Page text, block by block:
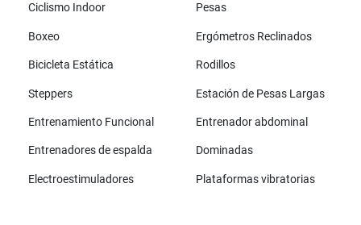
Ciclismo Indoor Pesas
Boxeo Ergómetros Reclinados
Bicicleta Estática Rodillos
Steppers Estación de Pesas Largas
Entrenamiento Funcional Entrenador abdominal
Entrenadores de espalda Dominadas
Electroestimuladores Plataformas vibratorias